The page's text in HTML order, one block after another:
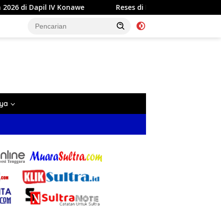
Reses di Labela, Anggota DPRD Sultra Dr Ardin Akan